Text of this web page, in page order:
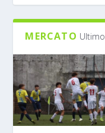
MERCATO Ultimo